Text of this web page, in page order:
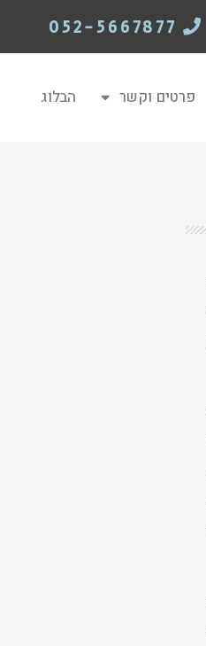
פרטים וקשר הבלוג